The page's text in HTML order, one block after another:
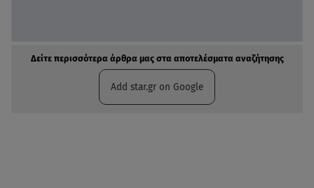
Δείτε περισσότερα άρθρα μας στα αποτελέσματα αναζήτησης
Add star.gr on Google